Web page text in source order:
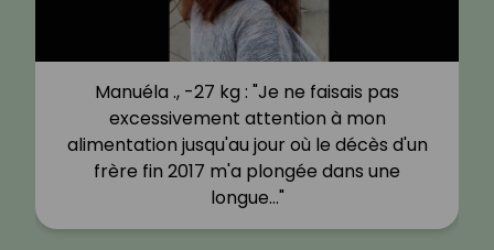
Manuéla ., -27 kg : "Je ne faisais pas
excessivement attention à mon
alimentation jusqu'au jour où le décès d'un
frère fin 2017 m'a plongée dans une
longue…"